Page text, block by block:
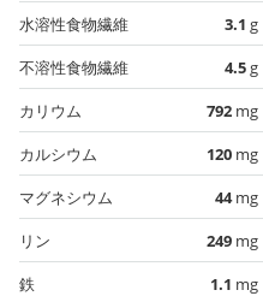
水溶性食物繊維
3.1 g
不溶性食物繊維
4.5g
カリウム
792 mg
カルシウム
120 mg
マグネシウム
44mg
リン
249 mg
鉄
1.1 mg